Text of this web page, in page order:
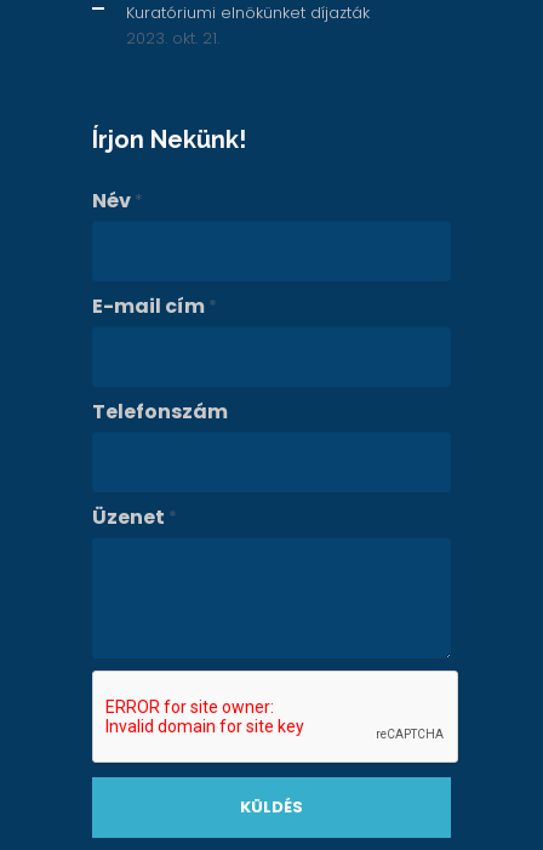
Kuratóriumi elnökünket díjazták
2023. okt. 21.
Írjon Nekünk!
Név *
E-mail cím *
Telefonszám
Üzenet *
KÜLDÉS